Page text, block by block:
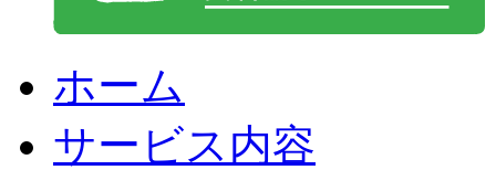
ホーム
サービス内容